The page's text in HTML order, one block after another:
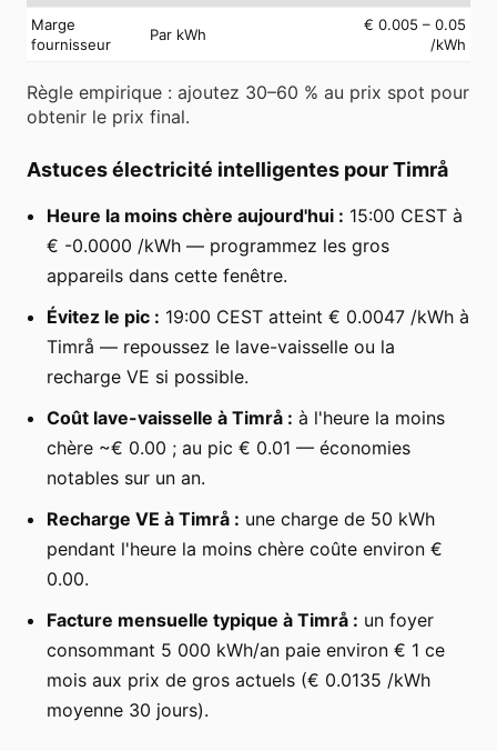
Marge
fournisseur
Par kWh
€ 0.005 – 0.05
/kWh
Règle empirique : ajoutez 30–60 % au prix spot pour
obtenir le prix final.
Astuces électricité intelligentes pour Timrå
Heure la moins chère aujourd'hui : 15:00 CEST à
€ -0.0000 /kWh — programmez les gros
appareils dans cette fenêtre.
Évitez le pic : 19:00 CEST atteint € 0.0047 /kWh à
Timrå — repoussez le lave-vaisselle ou la
recharge VE si possible.
Coût lave-vaisselle à Timrå : à l'heure la moins
chère ~€ 0.00 ; au pic € 0.01 — économies
notables sur un an.
Recharge VE à Timrå : une charge de 50 kWh
pendant l'heure la moins chère coûte environ €
0.00.
Facture mensuelle typique à Timrå : un foyer
consommant 5 000 kWh/an paie environ € 1 ce
mois aux prix de gros actuels (€ 0.0135 /kWh
moyenne 30 jours).